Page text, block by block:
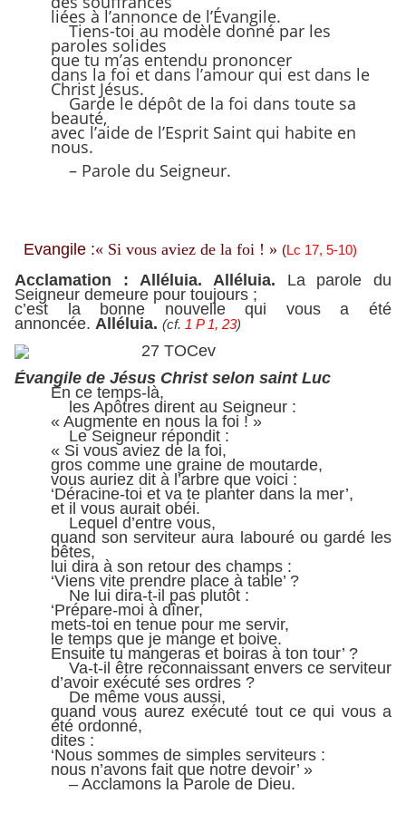
liées à l’annonce de l’Évangile.
Tiens-toi au modèle donné par les
paroles solides
que tu m’as entendu prononcer
dans la foi et dans l’amour qui est dans le
Christ Jésus.
Garde le dépôt de la foi dans toute sa
beauté,
avec l’aide de l’Esprit Saint qui habite en
nous.
– Parole du Seigneur.
Evangile :« Si vous aviez de la foi ! » (Lc 17, 5-10)
Acclamation : Alléluia. Alléluia. La parole du
Seigneur demeure pour toujours ;
c’est la bonne nouvelle qui vous a été
annoncée. Alléluia. (cf. 1 P 1, 23)
Évangile de Jésus Christ selon saint Luc
En ce temps-là,
les Apôtres dirent au Seigneur :
« Augmente en nous la foi ! »
Le Seigneur répondit :
« Si vous aviez de la foi,
gros comme une graine de moutarde,
vous auriez dit à l’arbre que voici :
‘Déracine-toi et va te planter dans la mer’,
et il vous aurait obéi.
Lequel d’entre vous,
quand son serviteur aura labouré ou gardé les
bêtes,
lui dira à son retour des champs :
‘Viens vite prendre place à table’ ?
Ne lui dira-t-il pas plutôt :
‘Prépare-moi à dîner,
mets-toi en tenue pour me servir,
le temps que je mange et boive.
Ensuite tu mangeras et boiras à ton tour’ ?
Va-t-il être reconnaissant envers ce serviteur
d’avoir exécuté ses ordres ?
De même vous aussi,
quand vous aurez exécuté tout ce qui vous a
été ordonné,
dites :
‘Nous sommes de simples serviteurs :
nous n’avons fait que notre devoir’ »
– Acclamons la Parole de Dieu.